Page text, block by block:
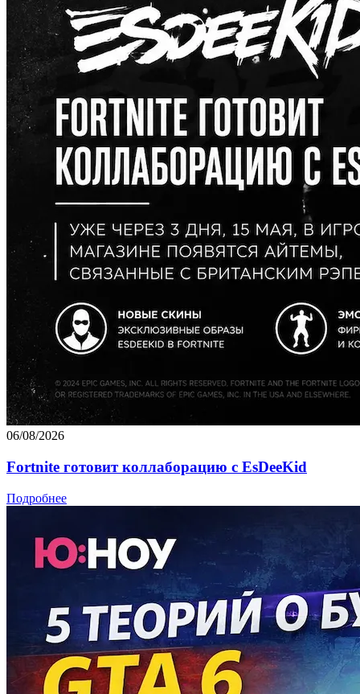
06/08/2026
Fortnite готовит коллаборацию с EsDeeKid
Подробнее